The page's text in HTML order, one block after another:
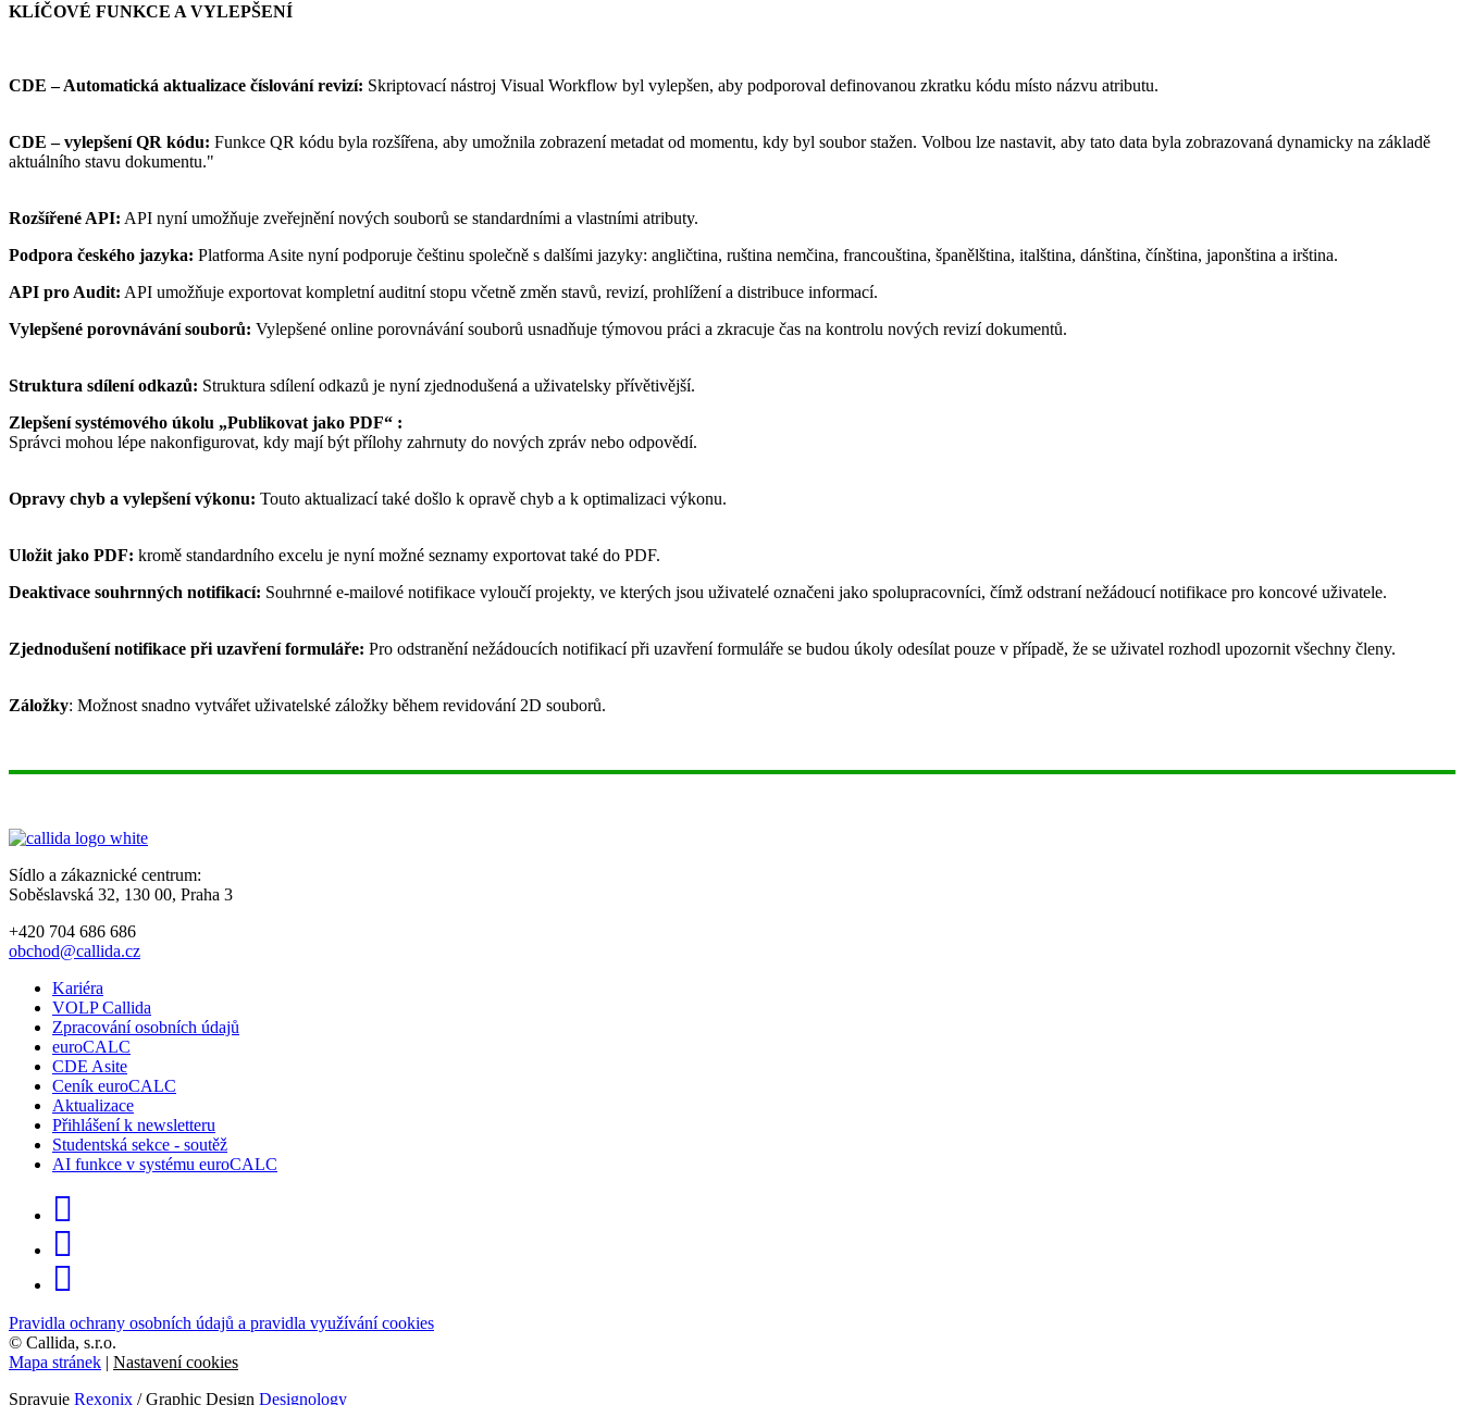
KLÍČOVÉ FUNKCE A VYLEPŠENÍ
CDE – Automatická aktualizace číslování revizí: Skriptovací nástroj Visual Workflow byl vylepšen, aby podporoval definovanou zkratku kódu místo názvu atributu.
CDE – vylepšení QR kódu: Funkce QR kódu byla rozšířena, aby umožnila zobrazení metadat od momentu, kdy byl soubor stažen. Volbou lze nastavit, aby tato data byla zobrazovaná dynamicky na základě
aktuálního stavu dokumentu."
Rozšířené API: API nyní umožňuje zveřejnění nových souborů se standardními a vlastními atributy.
Podpora českého jazyka: Platforma Asite nyní podporuje češtinu společně s dalšími jazyky: angličtina, ruština nemčina, francouština, španělština, italština, dánština, čínština, japonština a irština.
API pro Audit: API umožňuje exportovat kompletní auditní stopu včetně změn stavů, revizí, prohlížení a distribuce informací.
Vylepšené porovnávání souborů: Vylepšené online porovnávání souborů usnadňuje týmovou práci a zkracuje čas na kontrolu nových revizí dokumentů.
Struktura sdílení odkazů: Struktura sdílení odkazů je nyní zjednodušená a uživatelsky přívětivější.
Zlepšení systémového úkolu „Publikovat jako PDF“ :
Správci mohou lépe nakonfigurovat, kdy mají být přílohy zahrnuty do nových zpráv nebo odpovědí.
Opravy chyb a vylepšení výkonu: Touto aktualizací také došlo k opravě chyb a k optimalizaci výkonu.
Uložit jako PDF: kromě standardního excelu je nyní možné seznamy exportovat také do PDF.
Deaktivace souhrnných notifikací: Souhrnné e-mailové notifikace vyloučí projekty, ve kterých jsou uživatelé označeni jako spolupracovníci, čímž odstraní nežádoucí notifikace pro koncové uživatele.
Zjednodušení notifikace při uzavření formuláře: Pro odstranění nežádoucích notifikací při uzavření formuláře se budou úkoly odesílat pouze v případě, že se uživatel rozhodl upozornit všechny členy.
Záložky: Možnost snadno vytvářet uživatelské záložky během revidování 2D souborů.
Sídlo a zákaznické centrum:
Soběslavská 32, 130 00, Praha 3
+420 704 686 686
obchod@callida.cz
Kariéra
VOLP Callida
Zpracování osobních údajů
euroCALC
CDE Asite
Ceník euroCALC
Aktualizace
Přihlášení k newsletteru
Studentská sekce - soutěž
AI funkce v systému euroCALC
Pravidla ochrany osobních údajů a pravidla využívání cookies
© Callida, s.r.o.
Mapa stránek | Nastavení cookies
Spravuje Rexonix / Graphic Design Designology